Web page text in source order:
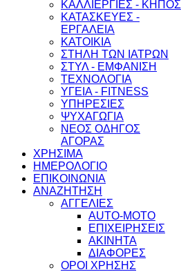
ΚΑΛΛΙΕΡΓΙΕΣ - ΚΗΠΟΣ
ΚΑΤΑΣΚΕΥΕΣ -
ΕΡΓΑΛΕΙΑ
ΚΑΤΟΙΚΙΑ
ΣΤΗΛΗ ΤΩΝ ΙΑΤΡΩΝ
ΣΤΥΛ - ΕΜΦΑΝΙΣΗ
ΤΕΧΝΟΛΟΓΙΑ
ΥΓΕΙΑ - FITNESS
ΥΠΗΡΕΣΙΕΣ
ΨΥΧΑΓΩΓΙΑ
ΝΕΟΣ ΟΔΗΓΟΣ
ΑΓΟΡΑΣ
ΧΡΗΣΙΜΑ
ΗΜΕΡΟΛΟΓΙΟ
ΕΠΙΚΟΙΝΩΝΙΑ
ΑΝΑΖΗΤΗΣΗ
ΑΓΓΕΛΙΕΣ
AUTO-MOTO
ΕΠΙΧΕΙΡΗΣΕΙΣ
ΑΚΙΝΗΤΑ
ΔΙΑΦΟΡΕΣ
ΟΡΟΙ ΧΡΗΣΗΣ